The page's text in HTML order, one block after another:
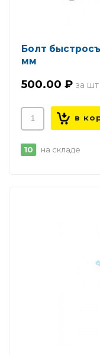
Болт
мм
500.00 ₽
10 на складе